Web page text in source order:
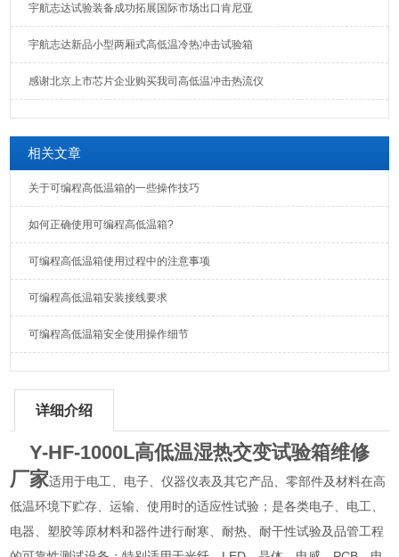
宇航志达试验装备成功拓展国际市场出口肯尼亚
宇航志达新品小型两厢式高低温冷热冲击试验箱
感谢北京上市芯片企业购买我司高低温冲击热流仪
相关文章
关于可编程高低温箱的一些操作技巧
如何正确使用可编程高低温箱?
可编程高低温箱使用过程中的注意事项
可编程高低温箱安装接线要求
可编程高低温箱安全使用操作细节
详细介绍
Y-HF-1000L高低温湿热交变试验箱维修
厂家适用于电工、电子、仪器仪表及其它产品、零部件及材料在高
低温环境下贮存、运输、使用时的适应性试验；是各类电子、电工、
电器、塑胶等原材料和器件进行耐寒、耐热、耐干性试验及品管工程